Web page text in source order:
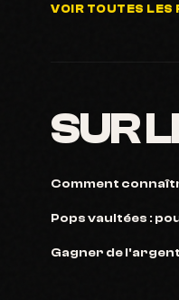
VOIR TOUTES LES
SUR
Comment
Pops vaultées :
Gagner de